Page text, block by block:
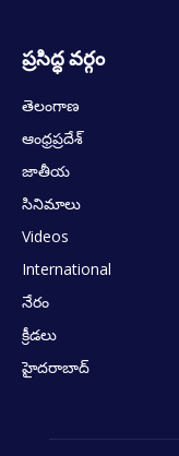
ప్రసిద్ధ వర్గం
తెలంగాణ
ఆంధ్రప్రదేశ్
జాతీయ
సినిమాలు
Videos
International
నేరం
క్రీడలు
హైదరాబాద్